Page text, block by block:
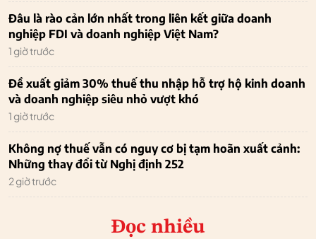
Đâu là rào cản lớn nhất trong liên kết giữa doanh
nghiệp FDI và doanh nghiệp Việt Nam?
1 giờ trước
Đề xuất giảm 30% thuế thu nhập hỗ trợ hộ kinh doanh
và doanh nghiệp siêu nhỏ vượt khó
1 giờ trước
Không nợ thuế vẫn có nguy cơ bị tạm hoãn xuất cảnh:
Những thay đổi từ Nghị định 252
2 giờ trước
Đọc nhiều